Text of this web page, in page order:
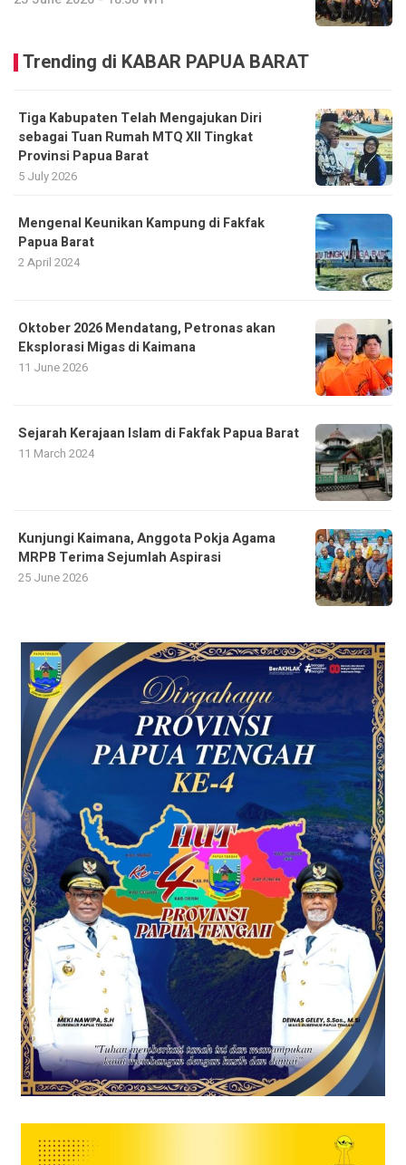
Trending di KABAR PAPUA BARAT
Tiga Kabupaten Telah Mengajukan Diri
sebagai Tuan Rumah MTQ XII Tingkat
Provinsi Papua Barat
5 July 2026
Mengenal Keunikan Kampung di Fakfak
Papua Barat
2 April 2024
Oktober 2026 Mendatang, Petronas akan
Eksplorasi Migas di Kaimana
11 June 2026
Sejarah Kerajaan Islam di Fakfak Papua Barat
11 March 2024
Kunjungi Kaimana, Anggota Pokja Agama
MRPB Terima Sejumlah Aspirasi
25 June 2026